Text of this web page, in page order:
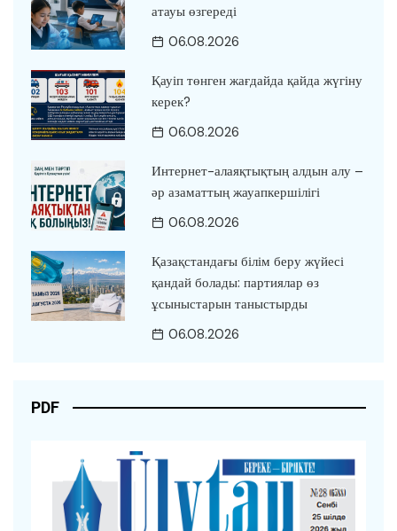
атауы өзгереді
06.08.2026
Қауіп төнген жағдайда қайда жүгіну
керек?
06.08.2026
Интернет-алаяқтықтың алдын алу –
әр азаматтың жауапкершілігі
06.08.2026
Қазақстандағы білім беру жүйесі
қандай болады: партиялар өз
ұсыныстарын таныстырды
06.08.2026
PDF